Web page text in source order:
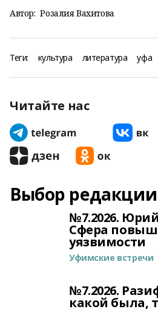
Автор: Розалия Вахитова
Теги: культура литература уфа
Читайте нас
Выбор редакции
№7.2026.
Сфера
уязвимости
Уфимские встречи
№7.2026.
какой была,